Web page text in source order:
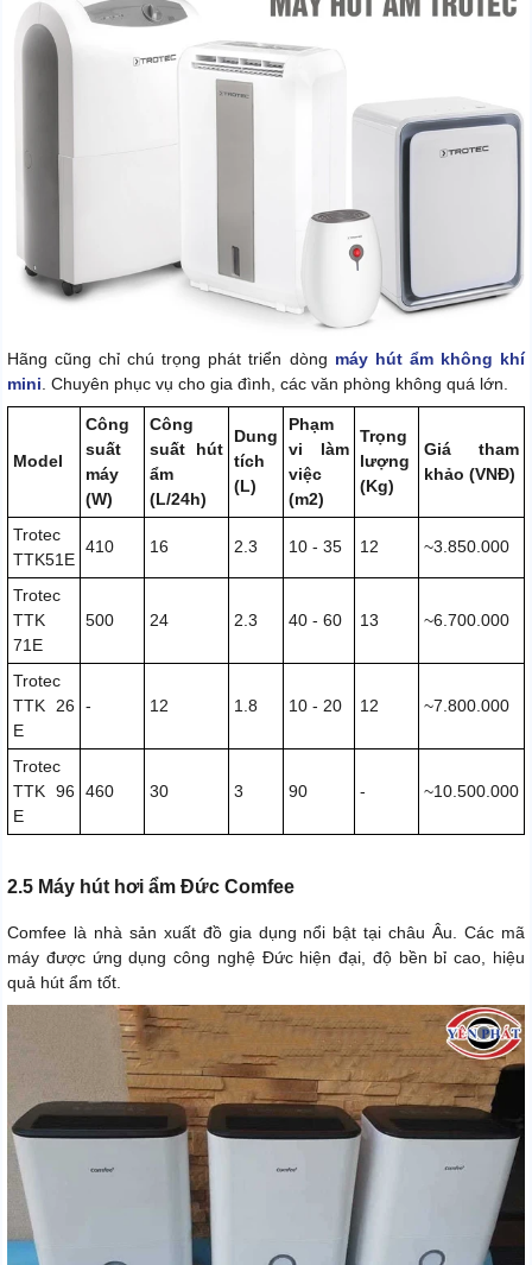
Hãng cũng chỉ chú trọng phát triển dòng máy hút ẩm không khí
mini. Chuyên phục vụ cho gia đình, các văn phòng không quá lớn.
Model
Công
suất
máy
(W)
Công
suất hút
ẩm
(L/24h)
Dung
tích
(L)
Phạm
vi làm
việc
(m2)
Trọng
lượng
(Kg)
Giá tham
khảo (VNĐ)
Trotec
TTK51E
410 16 2.3 10 - 35 12 ~3.850.000
Trotec
TTK
71E
500 24 2.3 40 - 60 13 ~6.700.000
Trotec
TTK 26
E
- 12 1.8 10 - 20 12 ~7.800.000
Trotec
TTK 96
E
460 30 3 90 - ~10.500.000
2.5 Máy hút hơi ẩm Đức Comfee
Comfee là nhà sản xuất đồ gia dụng nổi bật tại châu Âu. Các mã
máy được ứng dụng công nghệ Đức hiện đại, độ bền bỉ cao, hiệu
quả hút ẩm tốt.